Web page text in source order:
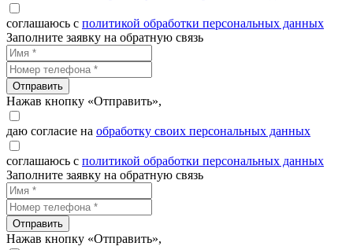
соглашаюсь с политикой обработки персональных данных
Заполните заявку на обратную связь
Отправить
Нажав кнопку «Отправить»,
даю согласие на обработку своих персональных данных
соглашаюсь с политикой обработки персональных данных
Заполните заявку на обратную связь
Отправить
Нажав кнопку «Отправить»,